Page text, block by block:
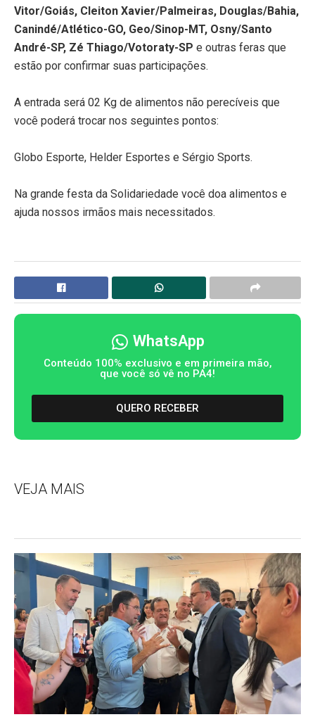
Vitor/Goiás, Cleiton Xavier/Palmeiras, Douglas/Bahia,
Canindé/Atlético-GO, Geo/Sinop-MT, Osny/Santo
André-SP, Zé Thiago/Votoraty-SP e outras feras que
estão por confirmar suas participações.
A entrada será 02 Kg de alimentos não perecíveis que
você poderá trocar nos seguintes pontos:
Globo Esporte, Helder Esportes e Sérgio Sports.
Na grande festa da Solidariedade você doa alimentos e
ajuda nossos irmãos mais necessitados.
WhatsApp
Conteúdo 100% exclusivo e em primeira mão,
que você só vê no PA4!
QUERO RECEBER
VEJA MAIS